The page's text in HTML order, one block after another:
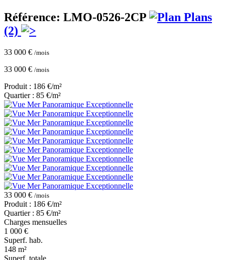
Référence: LMO-0526-2CP
Plans
(2)
33 000 € /mois
33 000 € /mois
Produit : 186 €/m²
Quartier : 85 €/m²
33 000 € /mois
Produit : 186 €/m²
Quartier : 85 €/m²
Charges mensuelles
1 000 €
Superf. hab.
148 m²